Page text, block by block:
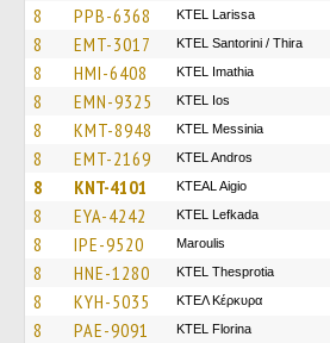
8 PPB-6368 KTEL Larissa
8 EMT-3017 KTEL Santorini / Thira
8 HMI-6408 KTEL Imathia
8 EMN-9325 KTEL Ios
8 KMT-8948 KTEL Messinia
8 EMT-2169 KTEL Andros
8 KNT-4101 KTEAL Aigio
8 EYA-4242 KTEL Lefkada
8 IPE-9520 Maroulis
8 HNE-1280 KTEL Thesprotia
8 KYH-5035 ΚΤΕΛ Κέρκυρα
8 PAE-9091 KTEL Florina